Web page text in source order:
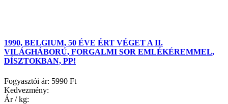
1990, BELGIUM, 50 ÉVE ÉRT VÉGET A II.
VILÁGHÁBORÚ, FORGALMI SOR EMLÉKÉREMMEL,
DÍSZTOKBAN, PP!
Fogyasztói ár: 5990 Ft
Kedvezmény:
Ár / kg: